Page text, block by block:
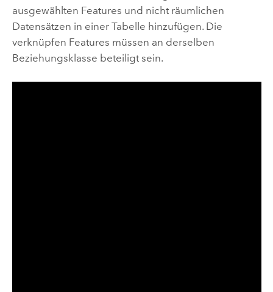
ausgewählten Features und nicht räumlichen
Datensätzen in einer Tabelle hinzufügen. Die
verknüpfen Features müssen an derselben
Beziehungsklasse beteiligt sein.